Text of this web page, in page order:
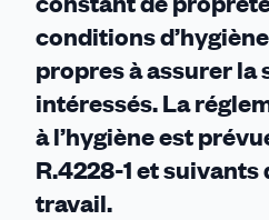
conditions
propres à assurer la
intéressés. La
à l’hygiène est
R.4228-1 et suivants
travail.